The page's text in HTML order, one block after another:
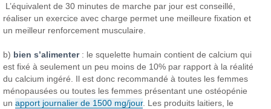
L’équivalent de 30 minutes de marche par jour est conseillé,
réaliser un exercice avec charge permet une meilleure fixation et
un meilleur renforcement musculaire.
b) bien s’alimenter: le squelette humain contient de calcium qui
est fixé à seulement un peu moins de 10% par rapport à la réalité
du calcium ingéré. Il est donc recommandé à toutes les femmes
ménopausées ou toutes les femmes présentant une ostéopénie
unapport journalier de 1500 mg/jour. Les produits laitiers, le